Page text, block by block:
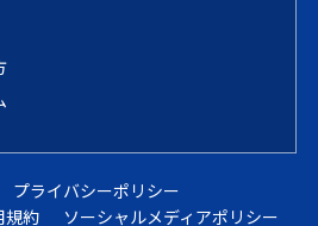
プライバシーポリシー
規約
ソーシャルメディアポリシー